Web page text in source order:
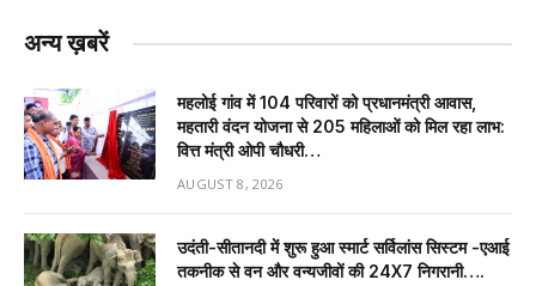
अन्य ख़बरें
महलोई गांव में 104 परिवारों को प्रधानमंत्री आवास,
महतारी वंदन योजना से 205 महिलाओं को मिल रहा लाभ:
वित्त मंत्री ओपी चौधरी…
AUGUST 8, 2026
उदंती-सीतानदी में शुरू हुआ स्मार्ट सर्विलांस सिस्टम -एआई
तकनीक से वन और वन्यजीवों की 24X7 निगरानी….